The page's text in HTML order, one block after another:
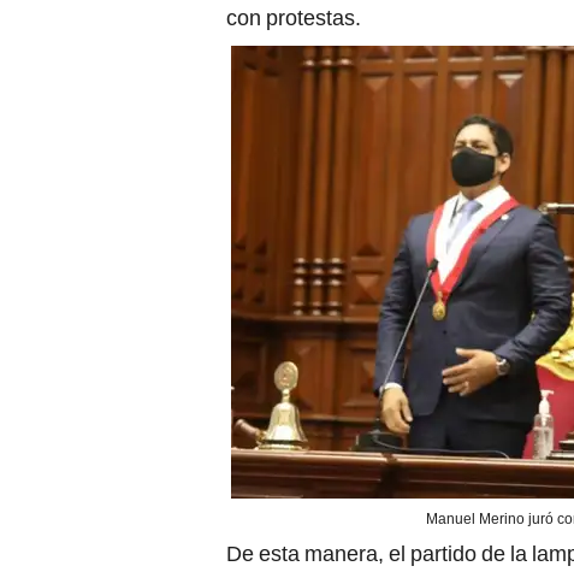
con protestas.
Manuel Merino juró
De esta manera, el partido de la